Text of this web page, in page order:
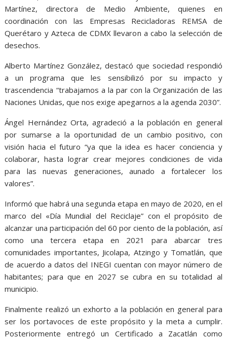
Martínez, directora de Medio Ambiente, quienes en
coordinación con las Empresas Recicladoras REMSA de
Querétaro y Azteca de CDMX llevaron a cabo la selección de
desechos.
Alberto Martínez González, destacó que sociedad respondió
a un programa que les sensibilizó por su impacto y
trascendencia “trabajamos a la par con la Organización de las
Naciones Unidas, que nos exige apegarnos a la agenda 2030”.
Ángel Hernández Orta, agradeció a la población en general
por sumarse a la oportunidad de un cambio positivo, con
visión hacia el futuro “ya que la idea es hacer conciencia y
colaborar, hasta lograr crear mejores condiciones de vida
para las nuevas generaciones, aunado a fortalecer los
valores”.
Informó que habrá una segunda etapa en mayo de 2020, en el
marco del «Día Mundial del Reciclaje” con el propósito de
alcanzar una participación del 60 por ciento de la población, así
como una tercera etapa en 2021 para abarcar tres
comunidades importantes, Jicolapa, Atzingo y Tomatlán, que
de acuerdo a datos del INEGI cuentan con mayor número de
habitantes; para que en 2027 se cubra en su totalidad al
municipio.
Finalmente realizó un exhorto a la población en general para
ser los portavoces de este propósito y la meta a cumplir.
Posteriormente entregó un Certificado a Zacatlán como